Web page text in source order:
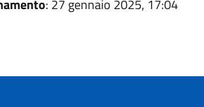
: 27 gennaio 2025, 17:04